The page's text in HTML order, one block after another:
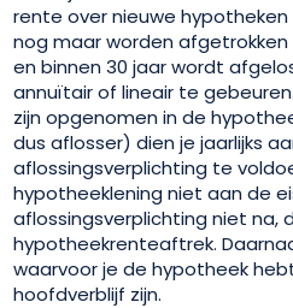
rente over nieuwe hypotheken
nog maar worden
en binnen 30 jaar wordt
annuïtair of lineair te
zijn opgenomen in de
dus aflosser) dien je jaarlijks
aflossingsverplichting te
hypotheeklening niet aan de
aflossingsverplichting niet na,
hypotheekrenteaftrek.
waarvoor je de hypotheek
hoofdverblijf zijn.